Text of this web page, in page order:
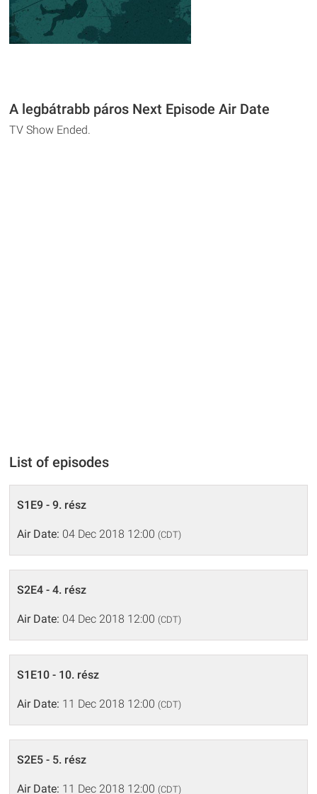
A legbátrabb páros Next Episode Air Date
TV Show Ended.
List of episodes
S1E9 - 9. rész
Air Date: 04 Dec 2018 12:00 (CDT)
S2E4 - 4. rész
Air Date: 04 Dec 2018 12:00 (CDT)
S1E10 - 10. rész
Air Date: 11 Dec 2018 12:00 (CDT)
S2E5 - 5. rész
Air Date: 11 Dec 2018 12:00 (CDT)